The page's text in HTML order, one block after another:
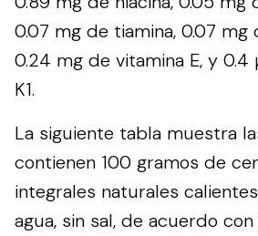
0.07 mg de tiamina, 0.07 mg
0.24 mg de vitamina E, y 0.4
K1.
La siguiente tabla muestra
contienen 100 gramos de
integrales naturales
agua, sin sal, de acuerdo